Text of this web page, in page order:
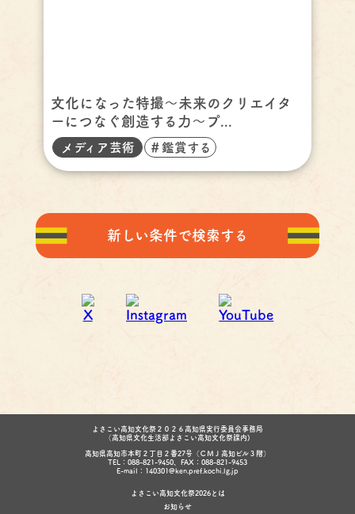
文化になった特撮～未来のクリエイタ
ーにつなぐ創造する力～プ...
メディア芸術 ＃鑑賞する
新しい条件で検索する
よさこい高知文化祭２０２６高知県実行委員会事務局
（高知県文化生活部よさこい高知文化祭課内)
高知県高知市本町２丁目２番27号（ＣＭＪ高知ビル３階）
TEL：088-821-9450、FAX：088-821-9453
E-mail：140301@ken.pref.kochi.lg.jp
よさこい高知文化祭2026とは
お知らせ